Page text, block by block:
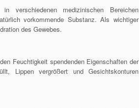
verschiedenen medizinischen Bereichen
vorkommende Substanz. Als wichtiger
des Gewebes.
Feuchtigkeit spendenden Eigenschaften der
Lippen vergrößert und Gesichtskonturen